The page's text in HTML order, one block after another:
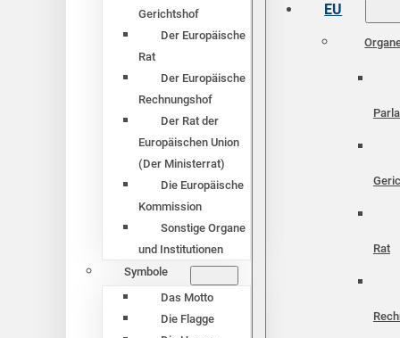
Gerichtshof
Der Europäische
Rat
Der Europäische
Rechnungshof
Der Rat der
Europäischen Union
(Der Ministerrat)
Die Europäische
Kommission
Sonstige Organe
und Institutionen
Symbole
Das Motto
Die Flagge
EU
Rat